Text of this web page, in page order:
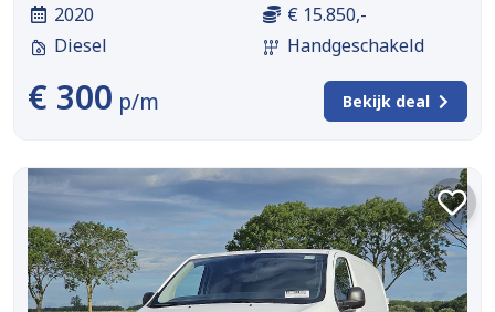
2020
Diesel
€ 15.850,-
Handgeschakeld
€ 300 p/m Bekijk deal